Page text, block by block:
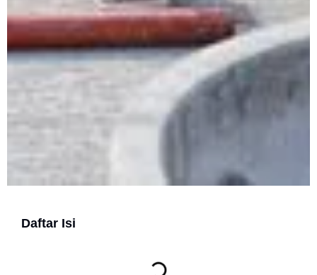
Daftar Isi